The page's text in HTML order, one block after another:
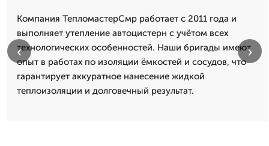
Компания ТепломастерСмр работает с 2011 года и
выполняет утепление автоцистерн с учётом всех
технологических особенностей. Наши бригады имеют
опыт в работах по изоляции ёмкостей и сосудов, что
гарантирует аккуратное нанесение жидкой
теплоизоляции и долговечный результат.
‹ ›